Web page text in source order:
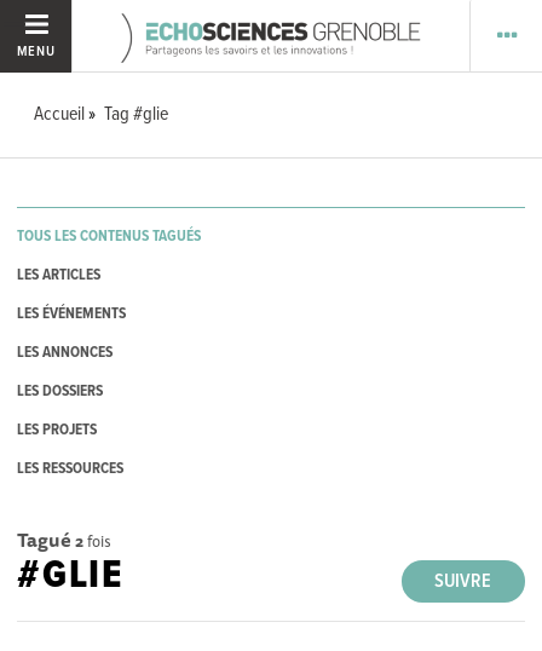
MENU
Accueil Tag #glie
TOUS LES CONTENUS TAGUÉS
LES ARTICLES
LES ÉVÉNEMENTS
LES ANNONCES
LES DOSSIERS
LES PROJETS
LES RESSOURCES
Tagué 2fois
SUIVRE
#GLIE